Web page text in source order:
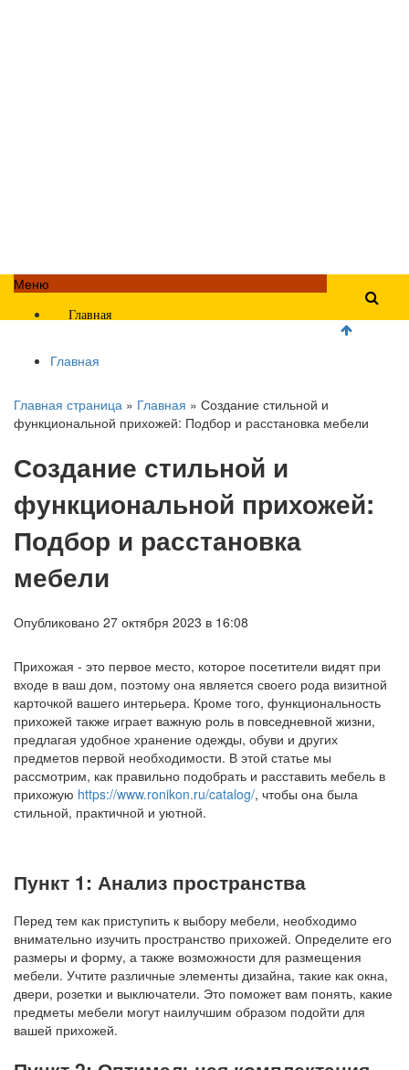
Меню
Главная
Главная
Главная страница » Главная » Создание стильной и
функциональной прихожей: Подбор и расстановка мебели
Создание стильной и
функциональной прихожей:
Подбор и расстановка
мебели
Опубликовано 27 октября 2023 в 16:08
Прихожая - это первое место, которое посетители видят при
входе в ваш дом, поэтому она является своего рода визитной
карточкой вашего интерьера. Кроме того, функциональность
прихожей также играет важную роль в повседневной жизни,
предлагая удобное хранение одежды, обуви и других
предметов первой необходимости. В этой статье мы
рассмотрим, как правильно подобрать и расставить мебель в
прихожую https://www.ronikon.ru/catalog/, чтобы она была
стильной, практичной и уютной.
Пункт 1: Анализ пространства
Перед тем как приступить к выбору мебели, необходимо
внимательно изучить пространство прихожей. Определите его
размеры и форму, а также возможности для размещения
мебели. Учтите различные элементы дизайна, такие как окна,
двери, розетки и выключатели. Это поможет вам понять, какие
предметы мебели могут наилучшим образом подойти для
вашей прихожей.